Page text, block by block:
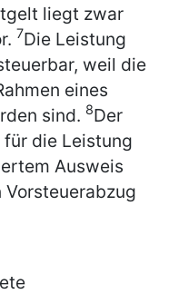
liegt zwar
7Die Leistung
weil die
eines
sind. 8Der
die Leistung
Ausweis
Vorsteuerabzug